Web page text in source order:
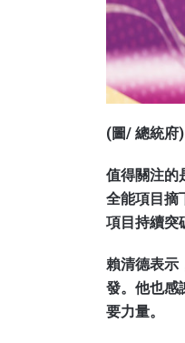
(圖/ 總統府)
值得關注的
全能項目摘
項目持續突
賴清德表示
發。他也感
要力量。